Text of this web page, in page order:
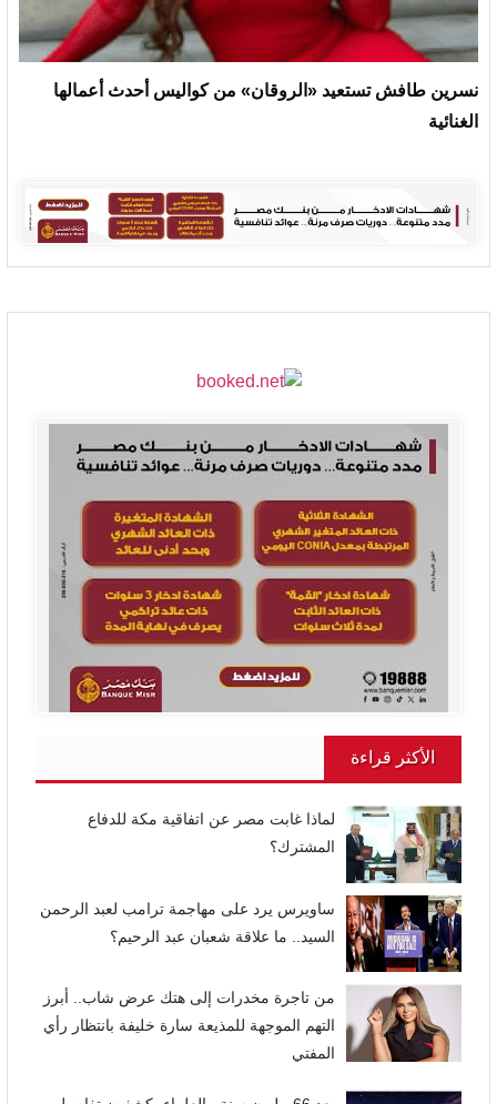
نسرين طافش تستعيد «الروقان» من كواليس أحدث أعمالها
الغنائية
الأكثر قراءة
لماذا غابت مصر عن اتفاقية مكة للدفاع
المشترك؟
ساويرس يرد على مهاجمة ترامب لعبد الرحمن
السيد.. ما علاقة شعبان عبد الرحيم؟
من تاجرة مخدرات إلى هتك عرض شاب.. أبرز
التهم الموجهة للمذيعة سارة خليفة بانتظار رأي
المفتي